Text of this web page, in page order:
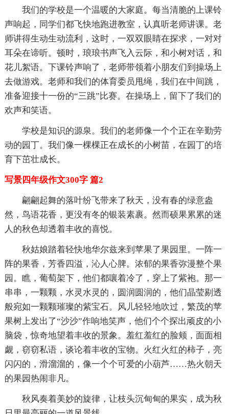
我们的学校是一个温暖的大家庭。每当清脆的上课铃
声响起，同学们都飞快地跑进教室，认真听老师讲课。老
师讲得生动生动流利，这时，一双双眼睛在探求，一对对
耳朵在谛听。顿时，琅琅书声飞入云际，和小树对话，和
花儿絮语。下课铃声响了，老师带领着小朋友们到操场上
去做游戏。老师和我们的体育委员甩绳，我们在中间跳，
准备迎接十一份的“三跳”比赛。在操场上，留下了我们的
欢声和笑语。
学校是知识的源泉。我们的老师像一个个正在辛勤劳
动的园丁。我们像一棵棵正在成长的小树苗，在园丁的培
育下茁壮成长。
写景四年级作文300字 篇2
翩翩起舞的落叶纷飞带来了秋天，没有春的绿意盎
然，鸟语花香，更没有冬的银装素裹。然而硕果累累的迷
人的秋色却透着丰收的喜悦。
秋姑娘踏着轻快地华尔兹来到苹果了果园里。一阵一
阵的果香，芳香四溢，沁人心脾。浓郁的果香弥漫整个果
园。瞧，葡萄架下，他们都嚷着冷了，穿上了紫袍。那一
串串，一颗颗，水灵水灵的，圆润圆润的，他们晶莹剔透
般宛如一颗颗璀璨的紫宝石。风儿轻轻地吹过，繁茂的苹
果树上发出了“沙沙”作响地笑声，他们个个探出顽皮的小
脑袋，惊奇地望着丰收的景象。羞红羞红的脸颊，面面相
觑，窃窃私语，谈论着丰收的宝物。火红火红的柿子，亮
闪闪的，滑溜溜的，像一个个可爱的小葫芦……热火朝天
的果园热闹非凡。
秋风奏着美妙的旋律，让枝头沉甸甸的果实，成为秋